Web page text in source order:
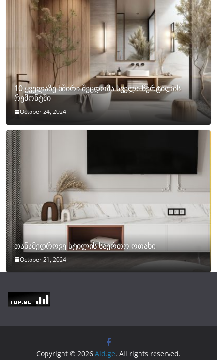
10 ყველაზე ხშირი შეცდომა სველი წერტილის
რემონტში
October 24, 2024
თანამედროვე სტილის საერთო ოთახი
October 21, 2024
Copyright © 2026 Aid.ge. All rights reserved.